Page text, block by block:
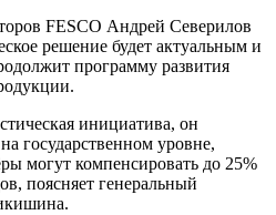
FESCO Андрей Северилов
решение будет актуальным и
программу развития
инициатива, он
государственном уровне,
могут компенсировать до 25%
поясняет генеральный